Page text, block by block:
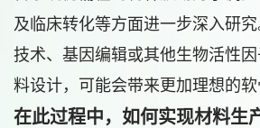
及临床转化等方面进一步深入研
技术、基因编辑或其他生物活性
料设计，可能会带来更加理想的软
在此过程中，如何实现材料生